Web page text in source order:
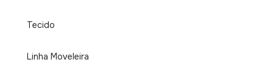
Tecido
Linha Moveleira